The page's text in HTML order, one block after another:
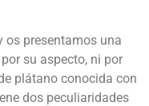
os presentamos una
su aspecto, ni por
plátano conocida con
dos peculiaridades